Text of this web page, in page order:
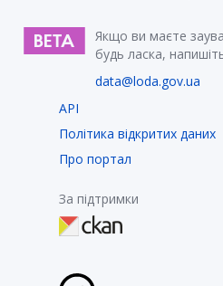
Якщо ви маєте
будь ласка,
data@loda.gov.ua
API
Політика відкритих даних
Про портал
За підтримки